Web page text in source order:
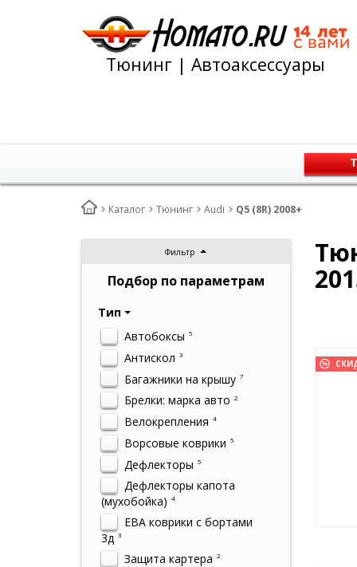
Тюнинг | Автоаксессуары
Каталог Тюнинг Audi Q5 (8R) 2008+
Фильтр
Подбор по параметрам
Тип
Автобоксы 5
Антискол 3
Багажники на крышу 7
Брелки: марка авто 2
Велокрепления 4
Ворсовые коврики 5
Дефлекторы 5
Дефлекторы капота
(мухобойка) 4
ЕВА коврики с бортами
3д 3
Защита картера 2